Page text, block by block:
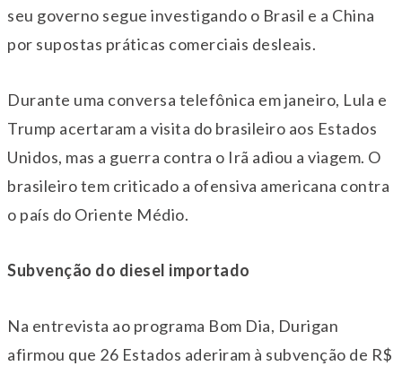
seu governo segue investigando o Brasil e a China
por supostas práticas comerciais desleais.
Durante uma conversa telefônica em janeiro, Lula e
Trump acertaram a visita do brasileiro aos Estados
Unidos, mas a guerra contra o Irã adiou a viagem. O
brasileiro tem criticado a ofensiva americana contra
o país do Oriente Médio.
Subvenção do diesel importado
Na entrevista ao programa Bom Dia, Durigan
afirmou que 26 Estados aderiram à subvenção de R$